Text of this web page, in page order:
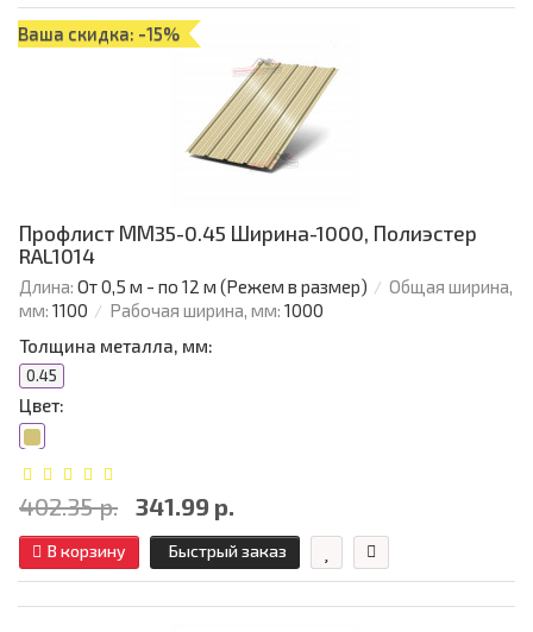
Ваша скидка: -15%
Профлист ММ35-0.45 Ширина-1000, Полиэстер
RAL1014
Длина: От 0,5 м - по 12 м (Режем в размер)
Общая ширина,
мм: 1100 Рабочая ширина, мм: 1000
Толщина металла, мм:
0.45
Цвет:
402.35 р. 341.99 р.
В корзину Быстрый заказ